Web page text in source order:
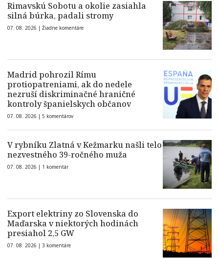
Rimavskú Sobotu a okolie zasiahla
silná búrka, padali stromy
07. 08. 2026 | Žiadne komentáre
Madrid pohrozil Rímu
protiopatreniami, ak do nedele
nezruší diskriminačné hraničné
kontroly španielskych občanov
07. 08. 2026 | 5 komentárov
V rybníku Zlatná v Kežmarku našli telo
nezvestného 39-ročného muža
07. 08. 2026 | 1 komentár
Export elektriny zo Slovenska do
Maďarska v niektorých hodinách
presiahol 2,5 GW
07. 08. 2026 | 3 komentáre